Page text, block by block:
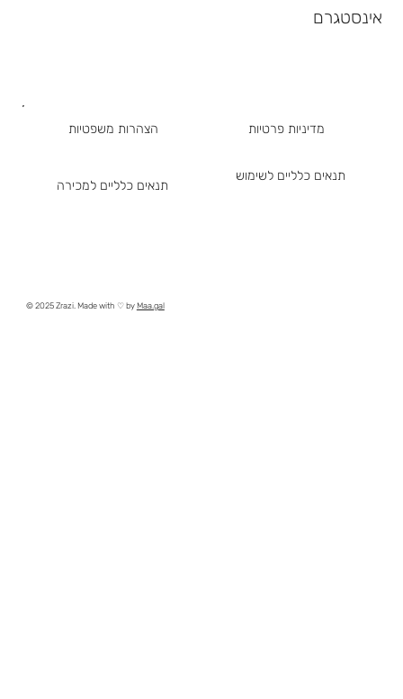
אינסטגרם
מדיניות פרטיות
תנאים כלליים למכירה
תנאים כלליים לשימוש
הצהרות משפטיות
© 2025 Zrazi. Made with ♡ byMaa.gal